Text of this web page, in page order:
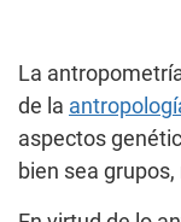
La
de la
aspectos
bien sea